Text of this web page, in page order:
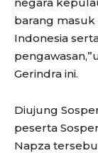
barang
Indonesia
Gerindra ini.
Diujung
peserta
Napza